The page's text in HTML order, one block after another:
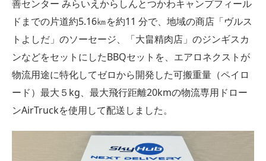
善センター みらいえからしんとつかわキャンプフィール
ドまでの片道約5.16㎞を約11 分で、地域の商店「ヴルス
トよしだ」のソーセージ、「大畠精肉店」のジンギスカ
ンなどをセットにしたBBQセットを、エアロネクストが
物流用途に特化してゼロから開発した可搬重量（ペイロ
ード）最大５kg、最大飛行距離20kmの物流専用ドロー
ンAirTruckを使用して配送しました。